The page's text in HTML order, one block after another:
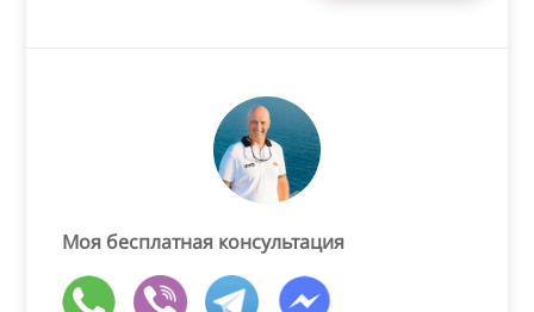
Моя бесплатная консультация